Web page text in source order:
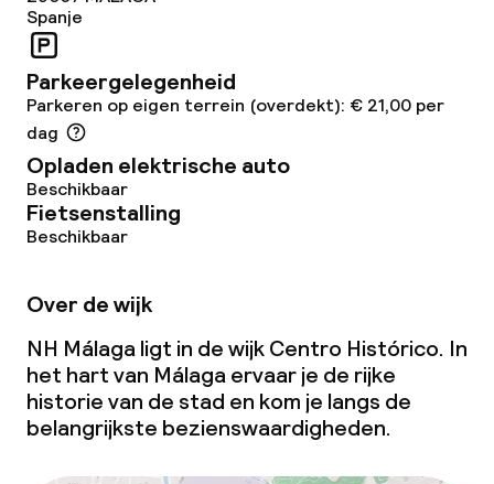
Diner, vast menu
Roomservice
Dieetopties
Speciale dieetopties
Babysitservice
Schoonmaakvoorzieningen
Spanje
Parkeergelegenheid
Parkeren op eigen terrein (overdekt): € 21,00 per
dag
Opladen elektrische auto
Beschikbaar
Fietsenstalling
Beschikbaar
Over de wijk
NH Málaga ligt in de wijk Centro Histórico. In
het hart van Málaga ervaar je de rijke
historie van de stad en kom je langs de
belangrijkste bezienswaardigheden.